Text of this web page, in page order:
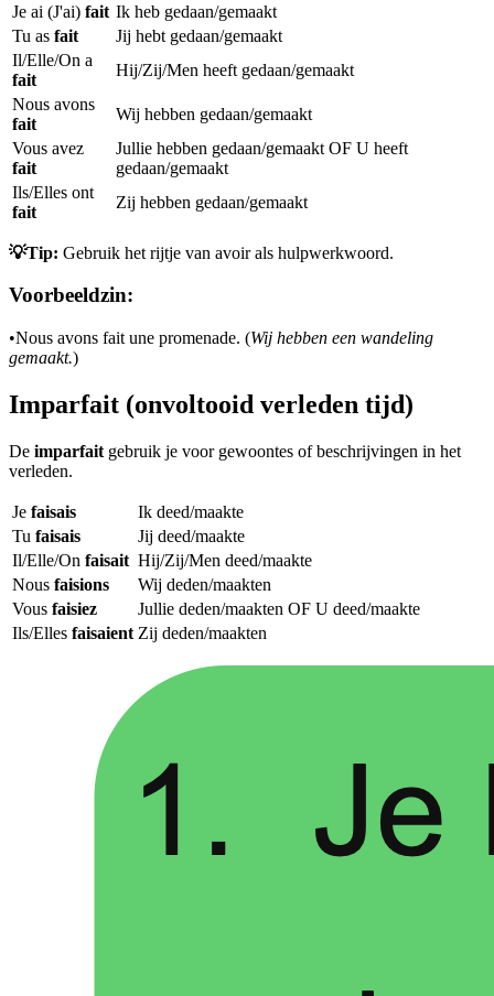
Je ai (J'ai) fait Ik heb gedaan/gemaakt
Tu as fait
Jij hebt gedaan/gemaakt
Il/Elle/On a
fait
Hij/Zij/Men heeft gedaan/gemaakt
Nous avons
fait
Wij hebben gedaan/gemaakt
Vous avez
fait
Jullie hebben gedaan/gemaakt OF U heeft
gedaan/gemaakt
Ils/Elles ont
fait
Zij hebben gedaan/gemaakt
💡Tip: Gebruik het rijtje van avoir als hulpwerkwoord.
Voorbeeldzin:
•Nous avons fait une promenade. (Wij hebben een wandeling
gemaakt.)
Imparfait (onvoltooid verleden tijd)
De imparfait gebruik je voor gewoontes of beschrijvingen in het
verleden.
Je faisais
Ik deed/maakte
Tu faisais
Jij deed/maakte
Il/Elle/On faisait Hij/Zij/Men deed/maakte
Nous faisions
Wij deden/maakten
Vous faisiez
Jullie deden/maakten OF U deed/maakte
Ils/Elles faisaient Zij deden/maakten